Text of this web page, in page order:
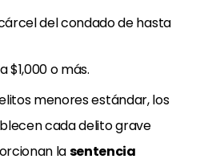
del condado de hasta
$1,000 o más.
menores estándar, los
cada delito grave
lasentencia